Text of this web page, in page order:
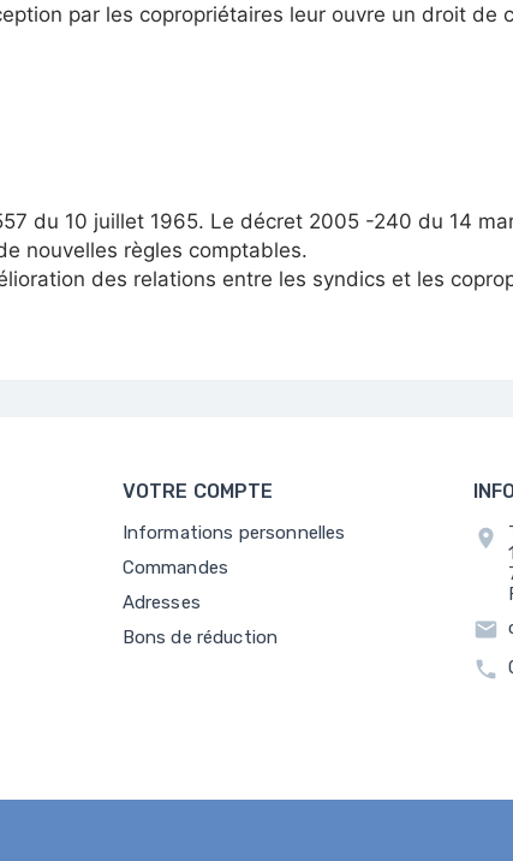
par les copropriétaires leur ouvre un droit de
du 10 juillet 1965. Le décret 2005 -240 du 14
nouvelles règles comptables.
des relations entre les syndics et les
VOTRE COMPTE
Informations personnelles
Commandes
Adresses
Bons de réduction
location_on
email
call